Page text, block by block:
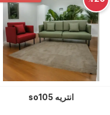
انتريه so105